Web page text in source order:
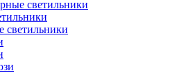
светильники
светильники